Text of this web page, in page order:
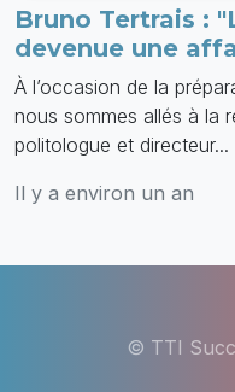
Bruno Tertrais :
devenue une
À l’occasion de la
nous sommes allés à la
politologue et directeur...
Il y a environ un an
© TTI